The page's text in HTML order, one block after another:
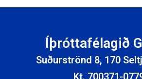
Íþróttafélagið
Suðurströnd 8, 170
Kt. 700371-